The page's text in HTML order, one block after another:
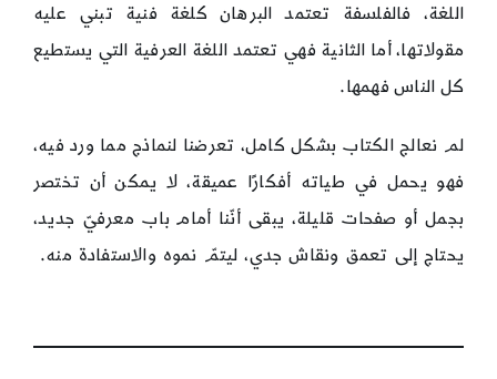
اللغة، فالفلسفة تعتمد البرهان كلغة فنية تبني عليه
مقولاتها، أما الثانية فهي تعتمد اللغة العرفية التي يستطيع
كل الناس فهمها.
لم نعالج الكتاب بشكل كامل، تعرضنا لنماذج مما ورد فيه،
فهو يحمل في طياته أفكارًا عميقة، لا يمكن أن تختصر
بجمل أو صفحات قليلة، يبقى أنّنا أمام باب معرفيّ جديد،
يحتاج إلى تعمق ونقاش جدي، ليتمّ نموه والاستفادة منه.